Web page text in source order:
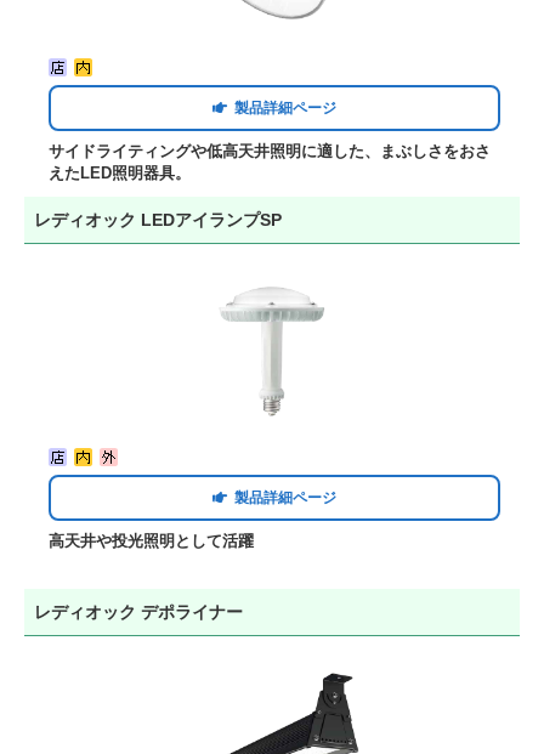
製品詳細ページ
サイドライティングや低高天井照明に適した、まぶしさをおさ
えたLED照明器具。
レディオック LEDアイランプSP
製品詳細ページ
高天井や投光照明として活躍
レディオック デポライナー